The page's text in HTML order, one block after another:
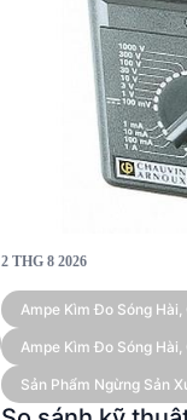
2 THG 8 2026
Ampe Kìm Đo Sóng
Ampe Kìm Đo Sóng Hài,
Sản Phẩm Ngừng Sản